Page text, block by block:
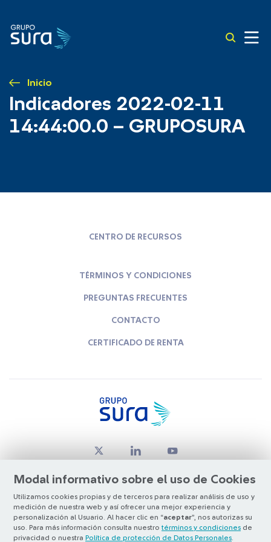
Inicio
Indicadores 2022-02-11
14:44:00.0 – GRUPOSURA
Modal informativo sobre el uso de Cookies
Utilizamos cookies propias y de terceros para realizar análisis de uso y
medición de nuestra web y así ofrecer una mejor experiencia y
personalización al Usuario. Al hacer clic en “aceptar”, nos autorizas su
uso. Para más información consulta nuestro términos y condiciones de
privacidad o nuestra Política de protección de Datos Personales
CENTRO DE RECURSOS
TÉRMINOS Y CONDICIONES
PREGUNTAS FRECUENTES
CONTACTO
CERTIFICADO DE RENTA
© Copyright Grupo SURA 2026